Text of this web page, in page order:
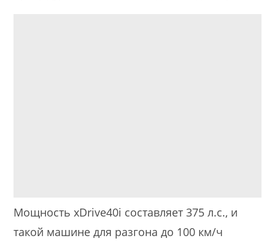
Мощность xDrive40i составляет 375 л.с., и
такой машине для разгона до 100 км/ч